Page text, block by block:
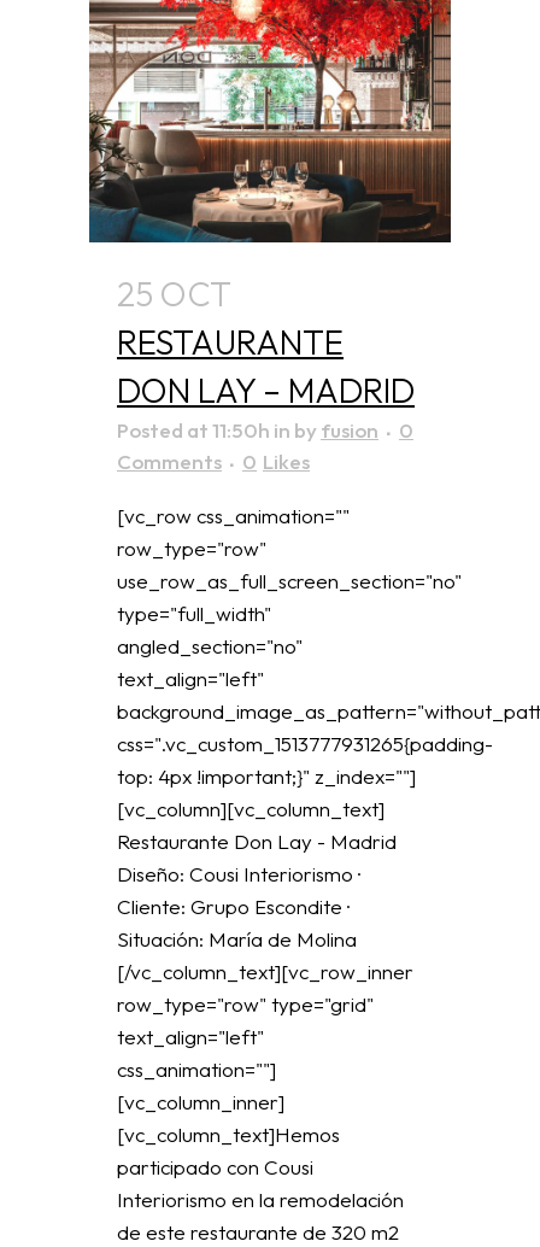
25 OCT
RESTAURANTE
DON LAY – MADRID
Posted at 11:50h in byfusion
0
Comments
0 Likes
[vc_row css_animation=""
row_type="row"
use_row_as_full_screen_section="no"
type="full_width"
angled_section="no"
text_align="left"
css=".vc_custom_1513777931265{padding-
top: 4px !important;}" z_index=""]
[vc_column][vc_column_text]
Restaurante Don Lay - Madrid
Diseño: Cousi Interiorismo ·
Cliente: Grupo Escondite ·
Situación: María de Molina
[/vc_column_text][vc_row_inner
row_type="row" type="grid"
text_align="left"
css_animation=""]
[vc_column_inner]
[vc_column_text]Hemos
participado con Cousi
Interiorismo en la remodelación
de este restaurante de 320 m2